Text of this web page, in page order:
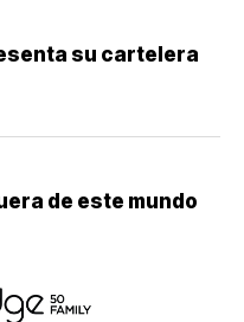
su cartelera
de este mundo